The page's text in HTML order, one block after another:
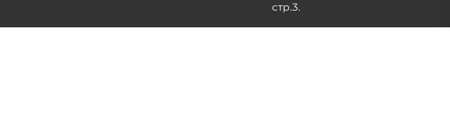
стр.3.